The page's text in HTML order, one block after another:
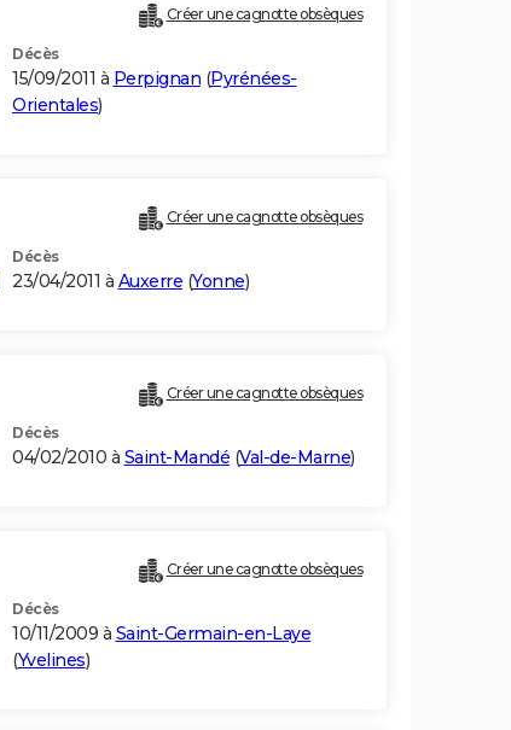
Créer une cagnotte obsèques
Décès
15/09/2011 à Perpignan (Pyrénées-
Orientales)
Créer une cagnotte obsèques
Décès
23/04/2011 à Auxerre (Yonne)
Créer une cagnotte obsèques
Décès
04/02/2010 à Saint-Mandé (Val-de-Marne)
Créer une cagnotte obsèques
Décès
10/11/2009 à Saint-Germain-en-Laye
(Yvelines)